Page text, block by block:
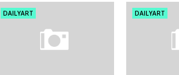
DAILYART DAILYART